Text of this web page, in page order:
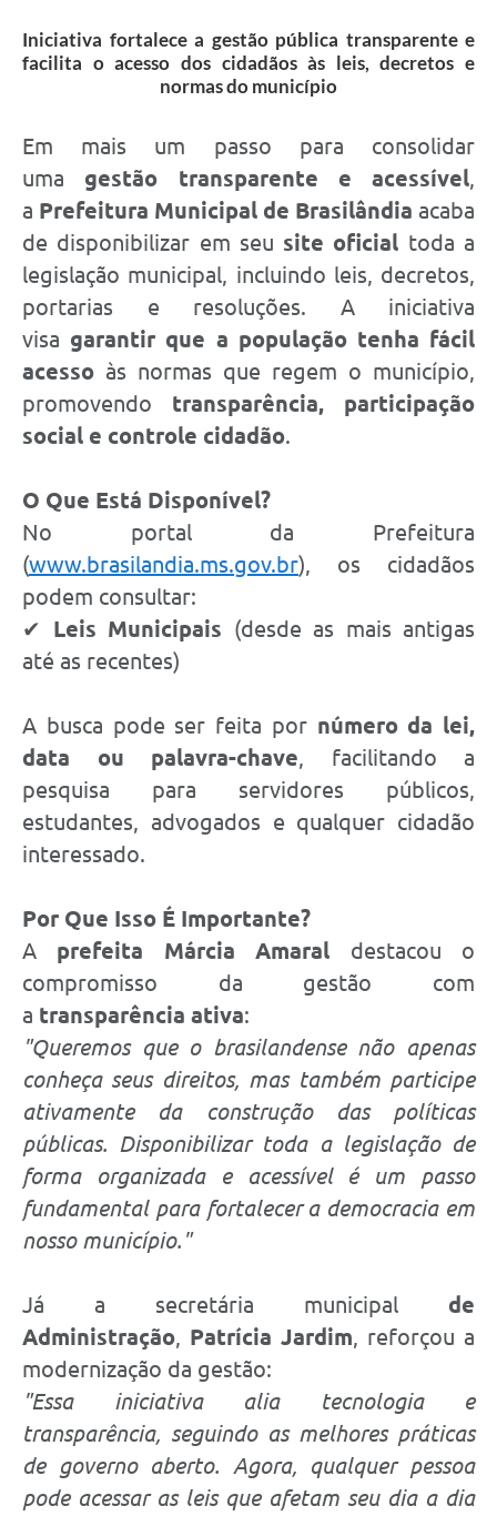
Iniciativa fortalece a gestão pública transparente e
facilita o acesso dos cidadãos às leis, decretos e
normas do município
Em mais um passo para consolidar
uma gestão transparente e acessível,
a Prefeitura Municipal de Brasilândia acaba
de disponibilizar em seu site oficial toda a
legislação municipal, incluindo leis, decretos,
portarias e resoluções. A iniciativa
visa garantir que a população tenha fácil
acesso às normas que regem o município,
promovendo transparência, participação
social e controle cidadão.
O Que Está Disponível?
No portal da Prefeitura
(www.brasilandia.ms.gov.br), os cidadãos
podem consultar:
✔ Leis Municipais (desde as mais antigas
até as recentes)
A busca pode ser feita por número da lei,
data ou palavra-chave, facilitando a
pesquisa para servidores públicos,
estudantes, advogados e qualquer cidadão
interessado.
Por Que Isso É Importante?
A prefeita Márcia Amaral destacou o
compromisso da gestão com
a transparência ativa:
"Queremos que o brasilandense não apenas
conheça seus direitos, mas também participe
ativamente da construção das políticas
públicas. Disponibilizar toda a legislação de
forma organizada e acessível é um passo
fundamental para fortalecer a democracia em
nosso município."
Já a secretária municipal de
Administração, Patrícia Jardim, reforçou a
modernização da gestão:
"Essa iniciativa alia tecnologia e
transparência, seguindo as melhores práticas
de governo aberto. Agora, qualquer pessoa
pode acessar as leis que afetam seu dia a dia